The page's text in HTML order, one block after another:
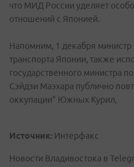
что МИД России уделяет
отношений с Японией.
Напомним, 1 декабря министр
транспорта Японии, также
государственного министра
Сэйдзи Маэхара публично
оккупации" Южных Курил,
Источник: Интерфакс
Новости Владивостока в